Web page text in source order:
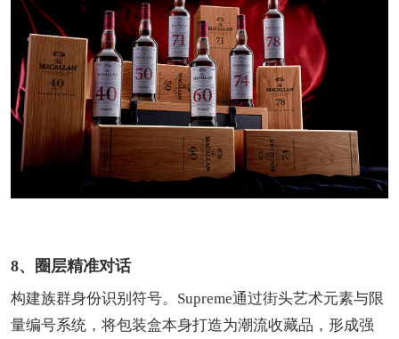
8、圈层精准对话
构建族群身份识别符号。Supreme通过街头艺术元素与限
量编号系统，将包装盒本身打造为潮流收藏品，形成强